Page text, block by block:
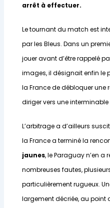
arrêt à effectuer.
Le tournant du match est
par les Bleus. Dans un
jouer avant d’être rappelé
images, il désignait enfin le
la France de débloquer une
diriger vers une interminable
L’arbitrage a d’ailleurs
la France a terminé la
jaunes, le Paraguay n’en
nombreuses fautes,
particulièrement rugueux.
largement décriée, au point